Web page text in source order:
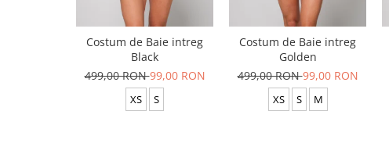
Costum de Baie intreg
Black
499,00 RON99,00 RON
XS S
Costum de Baie intreg
Golden
499,00 RON99,00 RON
XS S M